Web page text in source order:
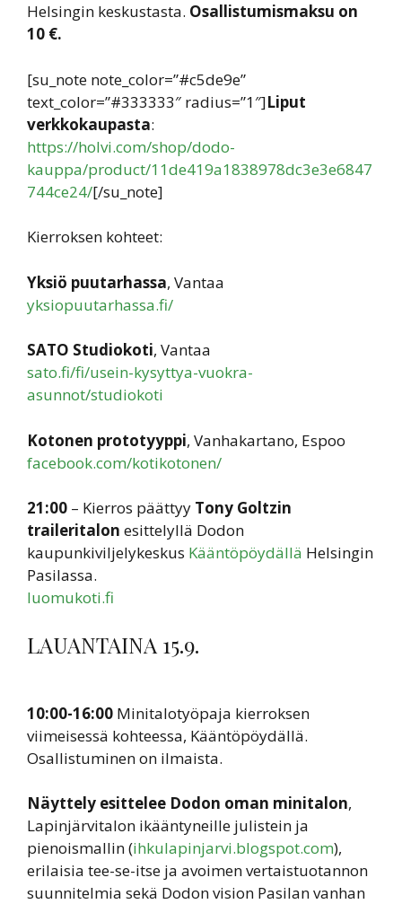
Helsingin keskustasta. Osallistumismaksu on
10 €.
[su_note note_color=”#c5de9e”
text_color=”#333333″ radius=”1″]Liput
verkkokaupasta:
https://holvi.com/shop/dodo-
kauppa/product/11de419a1838978dc3e3e6847
744ce24/[/su_note]
Kierroksen kohteet:
Yksiö puutarhassa, Vantaa
yksiopuutarhassa.fi/
SATO Studiokoti, Vantaa
sato.fi/fi/usein-kysyttya-vuokra-
asunnot/studiokoti
Kotonen prototyyppi, Vanhakartano, Espoo
facebook.com/kotikotonen/
21:00 – Kierros päättyy Tony Goltzin
traileritalon esittelyllä Dodon
kaupunkiviljelykeskus Kääntöpöydällä Helsingin
Pasilassa.
luomukoti.fi
LAUANTAINA 15.9.
10:00-16:00 Minitalotyöpaja kierroksen
viimeisessä kohteessa, Kääntöpöydällä.
Osallistuminen on ilmaista.
Näyttely esittelee Dodon oman minitalon,
Lapinjärvitalon ikääntyneille julistein ja
pienoismallin (ihkulapinjarvi.blogspot.com),
erilaisia tee-se-itse ja avoimen vertaistuotannon
suunnitelmia sekä Dodon vision Pasilan vanhan